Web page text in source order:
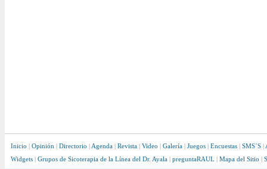
Inicio | Opinión | Directorio | Agenda | Revista | Video | Galería | Juegos | Encuestas | SMS´S |
Widgets | Grupos de Sicoterapia de la Línea del Dr. Ayala | preguntaRAUL | Mapa del Sitio |